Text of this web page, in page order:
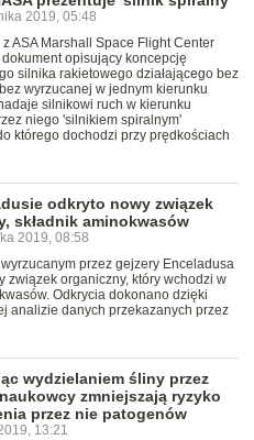
2019, 05:48
z ASA Marshall Space Flight Center
dokument opisujący koncepcję
silnika rakietowego działającego bez
wyrzucanej w jednym kierunku
silnikowi ruch w kierunku
niego 'silnikiem spiralnym'
którego dochodzi przy prędkościach
odkryto nowy związek
składnik aminokwasów
2019, 08:58
przez gejzery Enceladusa
związek organiczny, który wchodzi w
Odkrycia dokonano dzięki
analizie danych przekazanych przez
wydzielaniem śliny przez
zmniejszają ryzyko
przez nie patogenów
13:21